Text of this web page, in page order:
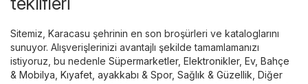
Sitemiz, Karacasu şehrinin en son broşürleri ve kataloglarını
sunuyor. Alışverişlerinizi avantajlı şekilde tamamlamanızı
istiyoruz, bu nedenle Süpermarketler, Elektronikler, Ev, Bahçe
& Mobilya Kıyafet, ayakkabı & Spor, Sağlık & Güzellik Diğer